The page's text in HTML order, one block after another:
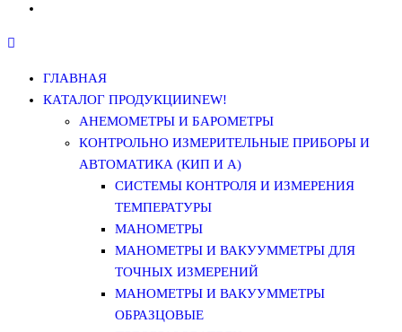
ГЛАВНАЯ
КАТАЛОГ ПРОДУКЦИИNEW!
АНЕМОМЕТРЫ И БАРОМЕТРЫ
КОНТРОЛЬНО ИЗМЕРИТЕЛЬНЫЕ ПРИБОРЫ И
АВТОМАТИКА (КИП И А)
СИСТЕМЫ КОНТРОЛЯ И ИЗМЕРЕНИЯ
ТЕМПЕРАТУРЫ
МАНОМЕТРЫ
МАНОМЕТРЫ И ВАКУУММЕТРЫ ДЛЯ
ТОЧНЫХ ИЗМЕРЕНИЙ
МАНОМЕТРЫ И ВАКУУММЕТРЫ
ОБРАЗЦОВЫЕ